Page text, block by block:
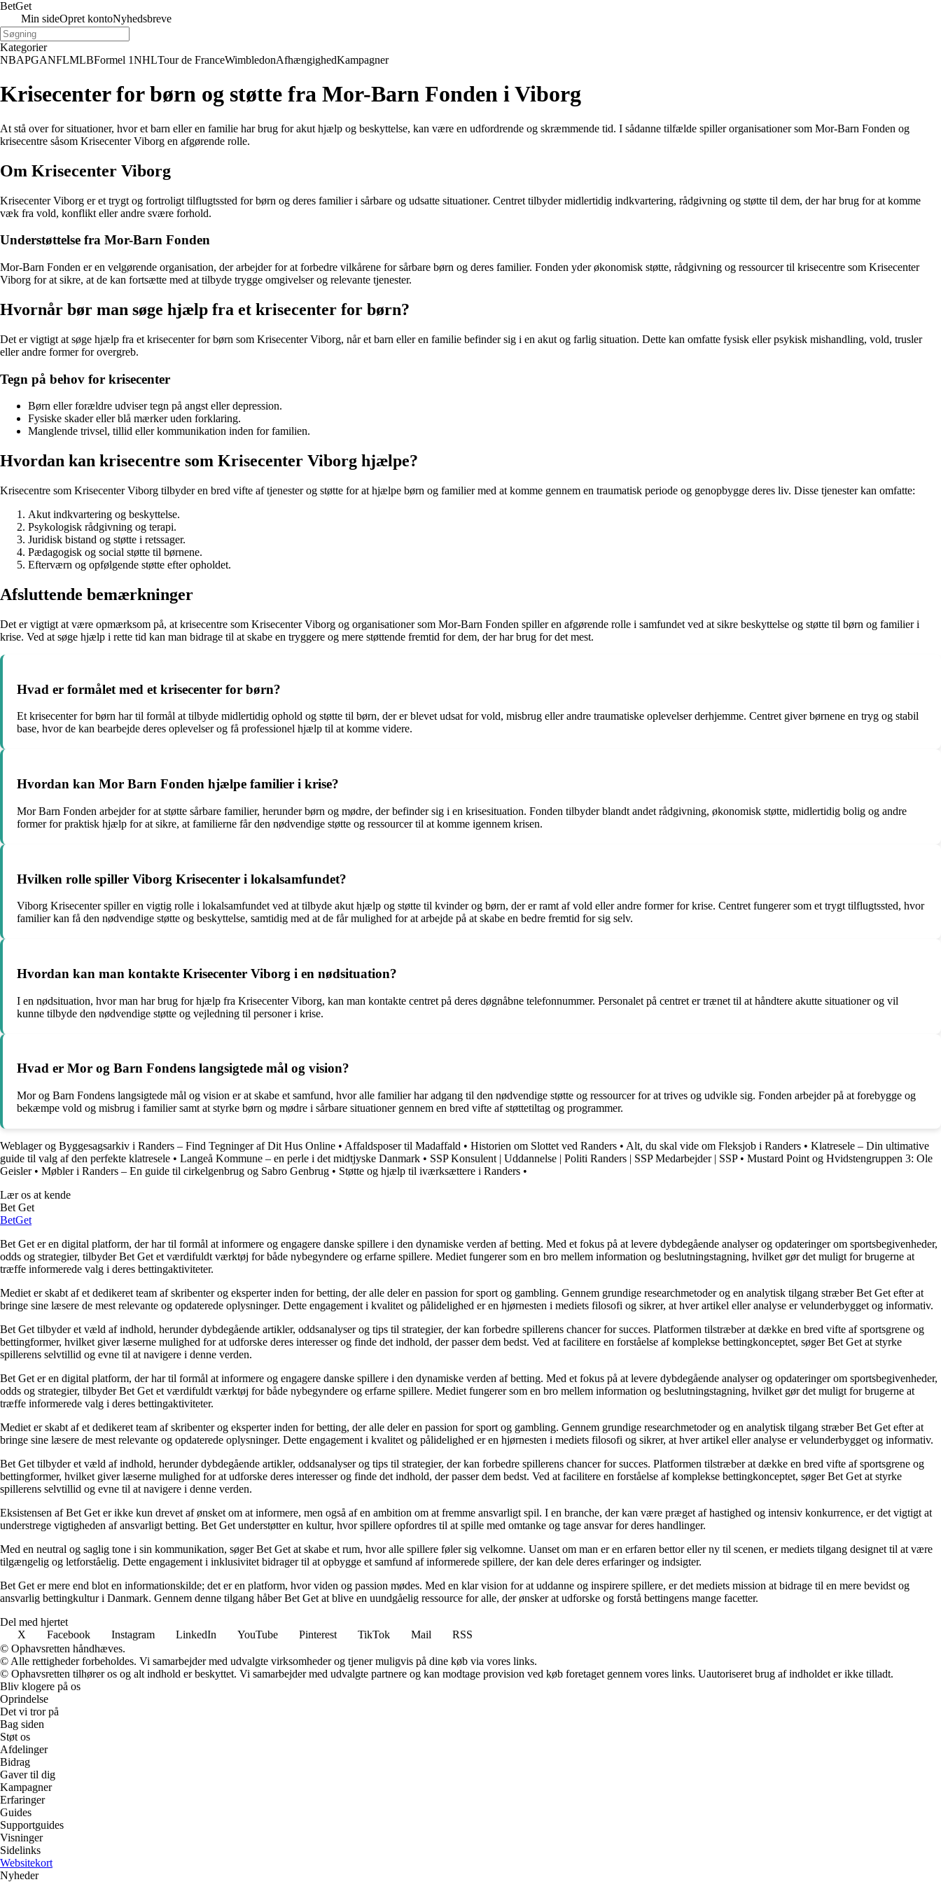
BetGet
Min sideOpret kontoNyhedsbreve
Kategorier
NBAPGANFLMLBFormel 1NHLTour de FranceWimbledonAfhængighedKampagner
Krisecenter for børn og støtte fra Mor-Barn Fonden i Viborg
At stå over for situationer, hvor et barn eller en familie har brug for akut hjælp og beskyttelse, kan være en udfordrende og skræmmende tid. I sådanne tilfælde spiller organisationer som Mor-Barn Fonden og
krisecentre såsom Krisecenter Viborg en afgørende rolle.
Om Krisecenter Viborg
Krisecenter Viborg er et trygt og fortroligt tilflugtssted for børn og deres familier i sårbare og udsatte situationer. Centret tilbyder midlertidig indkvartering, rådgivning og støtte til dem, der har brug for at komme
væk fra vold, konflikt eller andre svære forhold.
Understøttelse fra Mor-Barn Fonden
Mor-Barn Fonden er en velgørende organisation, der arbejder for at forbedre vilkårene for sårbare børn og deres familier. Fonden yder økonomisk støtte, rådgivning og ressourcer til krisecentre som Krisecenter
Viborg for at sikre, at de kan fortsætte med at tilbyde trygge omgivelser og relevante tjenester.
Hvornår bør man søge hjælp fra et krisecenter for børn?
Det er vigtigt at søge hjælp fra et krisecenter for børn som Krisecenter Viborg, når et barn eller en familie befinder sig i en akut og farlig situation. Dette kan omfatte fysisk eller psykisk mishandling, vold, trusler
eller andre former for overgreb.
Tegn på behov for krisecenter
Børn eller forældre udviser tegn på angst eller depression.
Fysiske skader eller blå mærker uden forklaring.
Manglende trivsel, tillid eller kommunikation inden for familien.
Hvordan kan krisecentre som Krisecenter Viborg hjælpe?
Krisecentre som Krisecenter Viborg tilbyder en bred vifte af tjenester og støtte for at hjælpe børn og familier med at komme gennem en traumatisk periode og genopbygge deres liv. Disse tjenester kan omfatte:
Akut indkvartering og beskyttelse.
Psykologisk rådgivning og terapi.
Juridisk bistand og støtte i retssager.
Pædagogisk og social støtte til børnene.
Efterværn og opfølgende støtte efter opholdet.
Afsluttende bemærkninger
Det er vigtigt at være opmærksom på, at krisecentre som Krisecenter Viborg og organisationer som Mor-Barn Fonden spiller en afgørende rolle i samfundet ved at sikre beskyttelse og støtte til børn og familier i
krise. Ved at søge hjælp i rette tid kan man bidrage til at skabe en tryggere og mere støttende fremtid for dem, der har brug for det mest.
Hvad er formålet med et krisecenter for børn?
Et krisecenter for børn har til formål at tilbyde midlertidig ophold og støtte til børn, der er blevet udsat for vold, misbrug eller andre traumatiske oplevelser derhjemme. Centret giver børnene en tryg og stabil
base, hvor de kan bearbejde deres oplevelser og få professionel hjælp til at komme videre.
Hvordan kan Mor Barn Fonden hjælpe familier i krise?
Mor Barn Fonden arbejder for at støtte sårbare familier, herunder børn og mødre, der befinder sig i en krisesituation. Fonden tilbyder blandt andet rådgivning, økonomisk støtte, midlertidig bolig og andre
former for praktisk hjælp for at sikre, at familierne får den nødvendige støtte og ressourcer til at komme igennem krisen.
Hvilken rolle spiller Viborg Krisecenter i lokalsamfundet?
Viborg Krisecenter spiller en vigtig rolle i lokalsamfundet ved at tilbyde akut hjælp og støtte til kvinder og børn, der er ramt af vold eller andre former for krise. Centret fungerer som et trygt tilflugtssted, hvor
familier kan få den nødvendige støtte og beskyttelse, samtidig med at de får mulighed for at arbejde på at skabe en bedre fremtid for sig selv.
Hvordan kan man kontakte Krisecenter Viborg i en nødsituation?
I en nødsituation, hvor man har brug for hjælp fra Krisecenter Viborg, kan man kontakte centret på deres døgnåbne telefonnummer. Personalet på centret er trænet til at håndtere akutte situationer og vil
kunne tilbyde den nødvendige støtte og vejledning til personer i krise.
Hvad er Mor og Barn Fondens langsigtede mål og vision?
Mor og Barn Fondens langsigtede mål og vision er at skabe et samfund, hvor alle familier har adgang til den nødvendige støtte og ressourcer for at trives og udvikle sig. Fonden arbejder på at forebygge og
bekæmpe vold og misbrug i familier samt at styrke børn og mødre i sårbare situationer gennem en bred vifte af støttetiltag og programmer.
Weblager og Byggesagsarkiv i Randers – Find Tegninger af Dit Hus Online • Affaldsposer til Madaffald • Historien om Slottet ved Randers • Alt, du skal vide om Fleksjob i Randers • Klatresele – Din ultimative
guide til valg af den perfekte klatresele • Langeå Kommune – en perle i det midtjyske Danmark • SSP Konsulent | Uddannelse | Politi Randers | SSP Medarbejder | SSP• Mustard Point og Hvidstengruppen 3: Ole
Geisler• Møbler i Randers – En guide til cirkelgenbrug og Sabro Genbrug • Støtte og hjælp til iværksættere i Randers •
Lær os at kende
Bet Get
BetGet
Bet Get er en digital platform, der har til formål at informere og engagere danske spillere i den dynamiske verden af betting. Med et fokus på at levere dybdegående analyser og opdateringer om sportsbegivenheder,
odds og strategier, tilbyder Bet Get et værdifuldt værktøj for både nybegyndere og erfarne spillere. Mediet fungerer som en bro mellem information og beslutningstagning, hvilket gør det muligt for brugerne at
træffe informerede valg i deres bettingaktiviteter.
Mediet er skabt af et dedikeret team af skribenter og eksperter inden for betting, der alle deler en passion for sport og gambling. Gennem grundige researchmetoder og en analytisk tilgang stræber Bet Get efter at
bringe sine læsere de mest relevante og opdaterede oplysninger. Dette engagement i kvalitet og pålidelighed er en hjørnesten i mediets filosofi og sikrer, at hver artikel eller analyse er velunderbygget og informativ.
Bet Get tilbyder et væld af indhold, herunder dybdegående artikler, oddsanalyser og tips til strategier, der kan forbedre spillerens chancer for succes. Platformen tilstræber at dække en bred vifte af sportsgrene og
bettingformer, hvilket giver læserne mulighed for at udforske deres interesser og finde det indhold, der passer dem bedst. Ved at facilitere en forståelse af komplekse bettingkonceptet, søger Bet Get at styrke
spillerens selvtillid og evne til at navigere i denne verden.
Bet Get er en digital platform, der har til formål at informere og engagere danske spillere i den dynamiske verden af betting. Med et fokus på at levere dybdegående analyser og opdateringer om sportsbegivenheder,
odds og strategier, tilbyder Bet Get et værdifuldt værktøj for både nybegyndere og erfarne spillere. Mediet fungerer som en bro mellem information og beslutningstagning, hvilket gør det muligt for brugerne at
træffe informerede valg i deres bettingaktiviteter.
Mediet er skabt af et dedikeret team af skribenter og eksperter inden for betting, der alle deler en passion for sport og gambling. Gennem grundige researchmetoder og en analytisk tilgang stræber Bet Get efter at
bringe sine læsere de mest relevante og opdaterede oplysninger. Dette engagement i kvalitet og pålidelighed er en hjørnesten i mediets filosofi og sikrer, at hver artikel eller analyse er velunderbygget og informativ.
Bet Get tilbyder et væld af indhold, herunder dybdegående artikler, oddsanalyser og tips til strategier, der kan forbedre spillerens chancer for succes. Platformen tilstræber at dække en bred vifte af sportsgrene og
bettingformer, hvilket giver læserne mulighed for at udforske deres interesser og finde det indhold, der passer dem bedst. Ved at facilitere en forståelse af komplekse bettingkonceptet, søger Bet Get at styrke
spillerens selvtillid og evne til at navigere i denne verden.
Eksistensen af Bet Get er ikke kun drevet af ønsket om at informere, men også af en ambition om at fremme ansvarligt spil. I en branche, der kan være præget af hastighed og intensiv konkurrence, er det vigtigt at
understrege vigtigheden af ansvarligt betting. Bet Get understøtter en kultur, hvor spillere opfordres til at spille med omtanke og tage ansvar for deres handlinger.
Med en neutral og saglig tone i sin kommunikation, søger Bet Get at skabe et rum, hvor alle spillere føler sig velkomne. Uanset om man er en erfaren bettor eller ny til scenen, er mediets tilgang designet til at være
tilgængelig og letforståelig. Dette engagement i inklusivitet bidrager til at opbygge et samfund af informerede spillere, der kan dele deres erfaringer og indsigter.
Bet Get er mere end blot en informationskilde; det er en platform, hvor viden og passion mødes. Med en klar vision for at uddanne og inspirere spillere, er det mediets mission at bidrage til en mere bevidst og
ansvarlig bettingkultur i Danmark. Gennem denne tilgang håber Bet Get at blive en uundgåelig ressource for alle, der ønsker at udforske og forstå bettingens mange facetter.
Del med hjertet
X
Facebook Instagram LinkedIn YouTube Pinterest TikTok Mail
RSS
© Ophavsretten håndhæves.
© Alle rettigheder forbeholdes. Vi samarbejder med udvalgte virksomheder og tjener muligvis på dine køb via vores links.
© Ophavsretten tilhører os og alt indhold er beskyttet. Vi samarbejder med udvalgte partnere og kan modtage provision ved køb foretaget gennem vores links. Uautoriseret brug af indholdet er ikke tilladt.
Bliv klogere på os
Oprindelse
Det vi tror på
Bag siden
Støt os
Afdelinger
Bidrag
Gaver til dig
Kampagner
Erfaringer
Guides
Supportguides
Visninger
Sidelinks
Websitekort
Nyheder